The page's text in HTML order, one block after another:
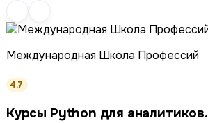
Международная Школа Профессий
4.7
Курсы Python для аналитиков.